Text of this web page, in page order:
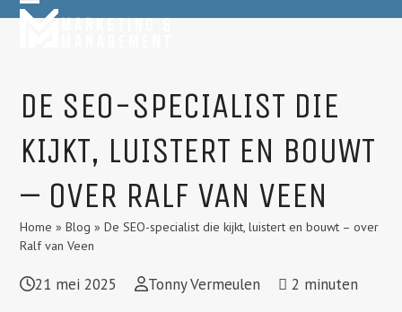
SkipOpen
Close
DE SEO-SPECIALIST DIE
KIJKT, LUISTERT EN BOUWT
– OVER RALF VAN VEEN
Home »Blog »De SEO-specialist die kijkt, luistert en bouwt – over
Ralf van Veen
21 mei 2025 Tonny Vermeulen 2 minuten